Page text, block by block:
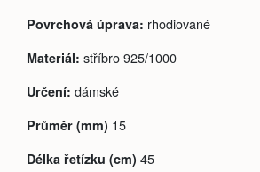
Povrchová úprava: rhodiované
Materiál: stříbro 925/1000
Určení: dámské
Průměr (mm) 15
Délka řetízku (cm) 45